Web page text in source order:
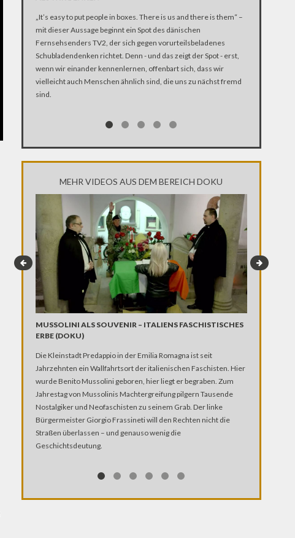
„It’s easy to put people in boxes. There is us and there is them“ –
mit dieser Aussage beginnt ein Spot des dänischen
Fernsehsenders TV2, der sich gegen vorurteilsbeladenes
Schubladendenken richtet. Denn - und das zeigt der Spot - erst,
wenn wir einander kennenlernen, offenbart sich, dass wir
vielleicht auch Menschen ähnlich sind, die uns zu nächst fremd
sind.
MEHR VIDEOS AUS DEM BEREICH DOKU
MUSSOLINI ALS SOUVENIR – ITALIENS FASCHISTISCHES
ERBE (DOKU)
Die Kleinstadt Predappio in der Emilia Romagna ist seit
Jahrzehnten ein Wallfahrtsort der italienischen Faschisten. Hier
wurde Benito Mussolini geboren, hier liegt er begraben. Zum
Jahrestag von Mussolinis Machtergreifung pilgern Tausende
Nostalgiker und Neofaschisten zu seinem Grab. Der linke
Bürgermeister Giorgio Frassineti will den Rechten nicht die
Straßen überlassen – und genauso wenig die
Geschichtsdeutung.